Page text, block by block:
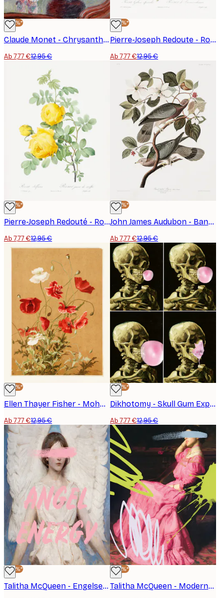
-40%*
Claude Monet - Chrysanthemen Poster
Ab 7,77 €12,95 €
-40%*
Pierre-Joseph Redoute - Rosa Gallica (1817–1824), Les Rose Poster
Ab 7,77 €12,95 €
-40%*
Pierre-Joseph Redouté - Rosa Hemisphaerica, Les Roses (1817–1824) Poster
Ab 7,77 €12,95 €
-40%*
John James Audubon - Bandtaube aus Die Vögel Amerikas (1827) Poster
Ab 7,77 €12,95 €
-40%*
Ellen Thayer Fisher - Mohnblumen Nr. 3 von Ellen Thayer Fisher Poster
Ab 7,77 €12,95 €
-40%*
Dikhotomy - Skull Gum Explosion Poster
Ab 7,77 €12,95 €
-40%*
Talitha McQueen - Engelsenergie Porträt Poster
-40%*
Talitha McQueen - Modernes rosa Porträt Poster